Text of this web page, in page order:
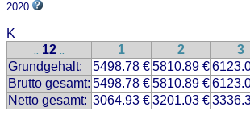
2020
K
.. 12 .. 1 2 3
Grundgehalt:
5498.78 €5810.89 €
Brutto gesamt: 5498.78 €5810.89 €
Netto gesamt: 3064.93 €3201.03 €